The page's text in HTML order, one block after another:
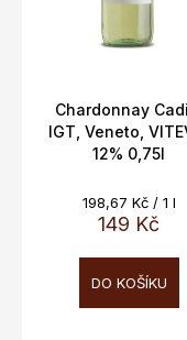
Chardonnay Cadia,
IGT, Veneto, VITEVIS
12% 0,75l
149 Kč
Měrná
cena:
198,67 Kč / 1 l
DO KOŠÍKU